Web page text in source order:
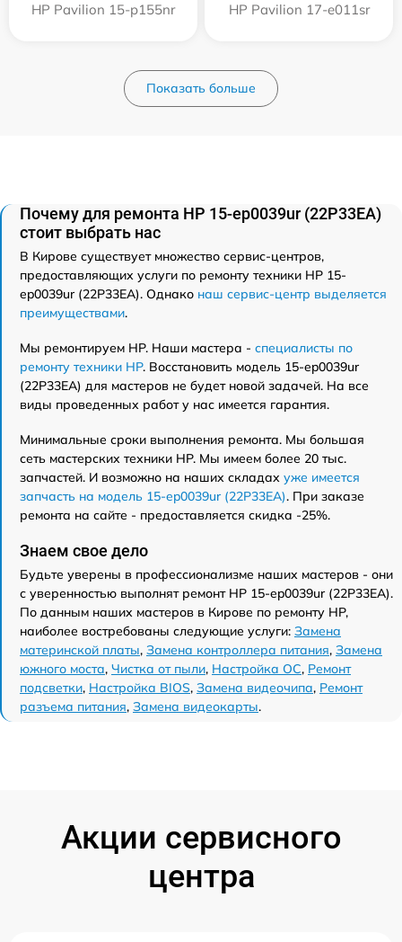
HP Pavilion 15-p155nr HP Pavilion 17-e011sr
Показать больше
Почему для ремонта HP 15-ep0039ur (22P33EA)
стоит выбрать нас
В Кирове существует множество сервис-центров,
предоставляющих услуги по ремонту техники HP 15-
ep0039ur (22P33EA). Однако наш сервис-центр выделяется
преимуществами.
Мы ремонтируем HP. Наши мастера - специалисты по
ремонту техники HP. Восстановить модель 15-ep0039ur
(22P33EA) для мастеров не будет новой задачей. На все
виды проведенных работ у нас имеется гарантия.
Минимальные сроки выполнения ремонта. Мы большая
сеть мастерских техники HP. Мы имеем более 20 тыс.
запчастей. И возможно на наших складах уже имеется
запчасть на модель 15-ep0039ur (22P33EA). При заказе
ремонта на сайте - предоставляется скидка -25%.
Знаем свое дело
Будьте уверены в профессионализме наших мастеров - они
с уверенностью выполнят ремонт HP 15-ep0039ur (22P33EA).
По данным наших мастеров в Кирове по ремонту HP,
наиболее востребованы следующие услуги: Замена
материнской платы, Замена контроллера питания, Замена
южного моста, Чистка от пыли, Настройка ОС, Ремонт
подсветки, Настройка BIOS, Замена видеочипа, Ремонт
разъема питания, Замена видеокарты.
Акции сервисного
центра